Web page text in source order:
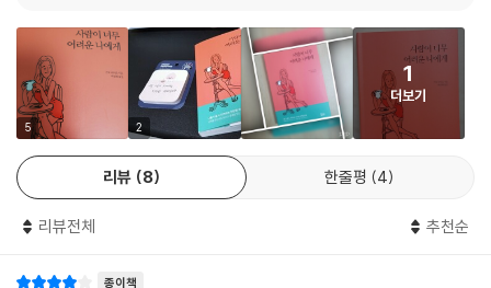
나태함과 무능력은 내 모습이 아니다 ＿223
부족함이 곧 많은 것이다 ＿225
0에서부터 다시 시작해야 한다 ＿226
인생은 의무가 아니며, 행복은 부담이 아니다 ＿228
우리가 지구에 있는 이 짧은 시간 ＿231
6장 - 자라지 않는 아이는 악몽이 된다
자라지 않는 아이는 현실에서는 아프다 ＿237
숙했고 표현이 부족했을 뿐이다.
만일 애정을 듬뿍 받고 자랐다면 자신을 전혀 다르게 생각하고 평가하였을
것이다. 그러나 애정이 결핍된 환경 속에서 자랐기 때문에 유아기적 바람
이 충족되지 못해 어른이 되어서도 자기중심적이고 제멋대로인 사람이 된
것이다. 그러다 보니 무슨 일이든 자기 생각대로 되지 않는다. 결국, 엉뚱한
원망을 품게 되고 그 원망의 감정을 마음속 깊이 간직한 채 살아가는 것이
다.
--- pp. 82-83
하여 끊임없이 긴장한다.
이렇게 무리하며 사는 사람들은 누군가와 관계를 맺는 것 자체에 대해 피
로감을 호소한다. ‘사람이 제일 어렵다’는 말은 주변에서 흔히 하는 말이 되
었다.
그러나 이 책『사람이 너무 어려운 나에게』의 작가 가토 다이조는 이제는
고 보여주면 호감을 느끼는 사람이 늘어난다고 말한다. 우리가 상대가 원
5 2
1
더보기
리뷰 8 한줄평 4
리뷰전체 추천순
종이책